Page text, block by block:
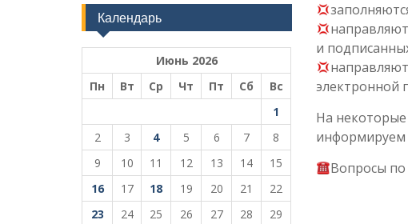
и
электронной
На
информируем
Вопросы по
Календарь
Июнь 2026
Пн
Вт Ср Чт Пт Сб
Вс
1
2
3 4 5 6 7
8
9
10 11 12 13 14
15
16
17 18 19 20 21
22
23
24 25 26 27 28
29